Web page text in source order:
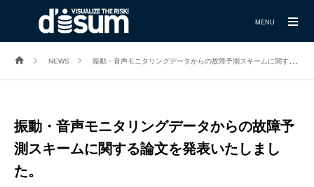
NEWS 振動・音声モニタリングデータからの故障予測スキームに関する論文を発表いたしました。
振動・音声モニタリングデータからの故障予
測スキームに関する論文を発表いたしまし
た。
MENU